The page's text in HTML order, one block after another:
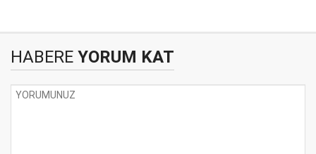
HABERE YORUM KAT